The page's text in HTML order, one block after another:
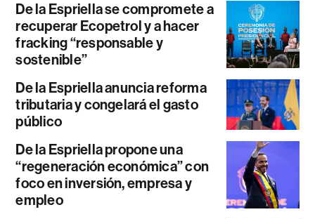
De la Espriella se compromete a
recuperar Ecopetrol y a hacer
fracking “responsable y
sostenible”
De la Espriella anuncia reforma
tributaria y congelará el gasto
público
De la Espriella propone una
“regeneración económica” con
foco en inversión, empresa y
empleo